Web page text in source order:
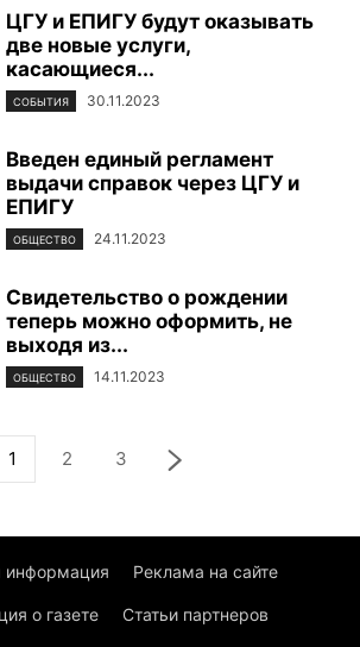
ЦГУ и ЕПИГУ будут оказывать
две новые услуги,
касающиеся...
СОБЫТИЯ 30.11.2023
Введен единый регламент
выдачи справок через ЦГУ и
ЕПИГУ
ОБЩЕСТВО 24.11.2023
Свидетельство о рождении
теперь можно оформить, не
выходя из...
ОБЩЕСТВО 14.11.2023
1 2 3
информация Реклама на сайте
о газете Статьи партнеров